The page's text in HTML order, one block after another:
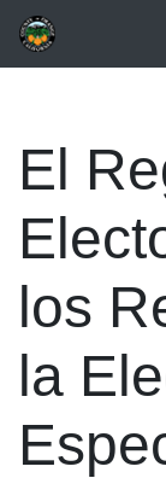
El
los
la